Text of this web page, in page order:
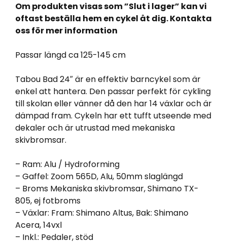
Om produkten visas som ”Slut i lager” kan vi
oftast beställa hem en cykel åt dig. Kontakta
oss för mer information
Passar längd ca 125-145 cm
Tabou Bad 24″ är en effektiv barncykel som är
enkel att hantera. Den passar perfekt för cykling
till skolan eller vänner då den har 14 växlar och är
dämpad fram. Cykeln har ett tufft utseende med
dekaler och är utrustad med mekaniska
skivbromsar.
– Ram: Alu / Hydroforming
– Gaffel: Zoom 565D, Alu, 50mm slaglängd
– Broms Mekaniska skivbromsar, Shimano TX-
805, ej fotbroms
– Växlar: Fram: Shimano Altus, Bak: Shimano
Acera, 14vxl
– Inkl.: Pedaler, stöd